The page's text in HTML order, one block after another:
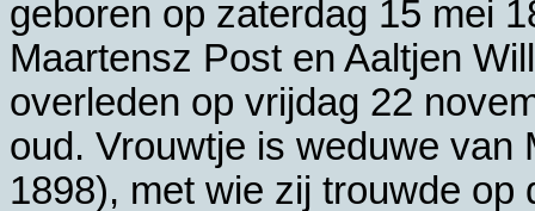
geboren op zaterdag 15 mei
Maartensz Post en Aaltjen
overleden op vrijdag 22
oud. Vrouwtje is weduwe van
1898), met wie zij trouwde op